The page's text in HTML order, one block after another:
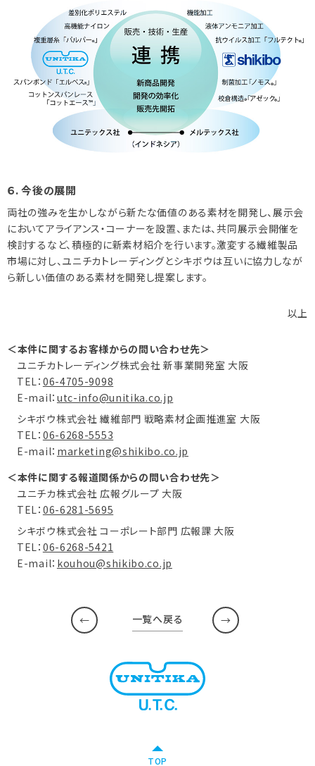
６. 今後の展開
両社の強みを生かしながら新たな価値のある素材を開発し、展示会
においてアライアンス・コーナーを設置、または、共同展示会開催を
検討するなど、積極的に新素材紹介を行います。激変する繊維製品
市場に対し、ユニチカトレーディングとシキボウは互いに協力しなが
ら新しい価値のある素材を開発し提案します。
以上
＜本件に関するお客様からの問い合わせ先＞
ユニチカトレーディング株式会社 新事業開発室 大阪
TEL： 06-4705-9098
E-mail： utc-info@unitika.co.jp
シキボウ株式会社 繊維部門 戦略素材企画推進室 大阪
TEL： 06-6268-5553
E-mail： marketing@shikibo.co.jp
＜本件に関する報道関係からの問い合わせ先＞
ユニチカ株式会社 広報グループ 大阪
TEL： 06-6281-5695
シキボウ株式会社 コーポレート部門 広報課 大阪
TEL： 06-6268-5421
E-mail： kouhou@shikibo.co.jp
一覧へ戻る
TOP